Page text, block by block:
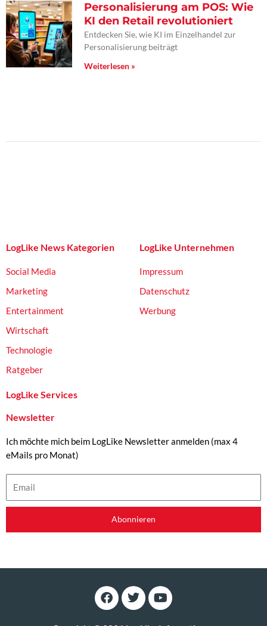
Personalisierung am POS: Wie
KI den Retail revolutioniert
Entdecken Sie, wie KI im Einzelhandel zur
Personalisierung beiträgt
Weiterlesen »
LogLike News Kategorien
Social Media
Marketing
Entertainment
Wirtschaft
Technologie
Ratgeber
LogLike Unternehmen
Impressum
Datenschutz
Werbung
LogLike Services
Newsletter
Ich möchte mich beim LogLike Newsletter anmelden (max 4
eMails pro Monat)
Abonnieren
F
a
T
w
Y
o